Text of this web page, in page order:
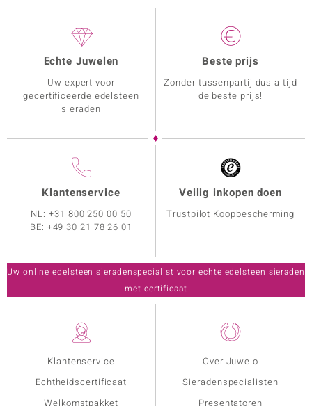
Klantenservice
Echtheidscertificaat
Welkomstpakket
Over Juwelo
Sieradenspecialisten
Presentatoren
Echte Juwelen
Uw expert voor
gecertificeerde edelsteen
sieraden
Beste prijs
Zonder tussenpartij dus altijd
de beste prijs!
Klantenservice
NL:+31 800 250 00 50
BE: +49 30 21 78 26 01
Veilig inkopen doen
Trustpilot Koopbescherming
Uw online edelsteen sieradenspecialist voor echte edelsteen sieraden
met certificaat